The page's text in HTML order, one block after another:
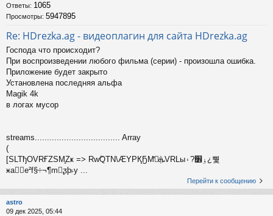
Ответы: 1065
Просмотры: 5947895
Re: HDrezka.ag - видеоплагин для сайта HDrezka.ag
Господа что происходит?
При воспроизведении любого фильма (серии) - произошла ошибка.
Приложение будет закрыто
Установлена последняя альфа
Magik 4k
в логах мусор
streams................................... Array
(
[SLTђОVRҒZSΜ֑Zҝ => RԝۖQTN\ӔYPҚҔMܞ̓VRLыۏ׾?۽¿뿿
ӿa򷦧e²f§÷¬¶mᶚþ˫y ...
Перейти к сообщению
astro
09 дек 2025, 05:44